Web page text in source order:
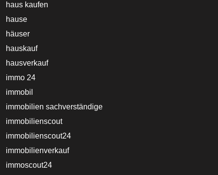
haus kaufen
hause
häuser
hauskauf
hausverkauf
immo 24
immobil
immobilien sachverständige
immobilienscout
immobilienscout24
immobilienverkauf
immoscout24